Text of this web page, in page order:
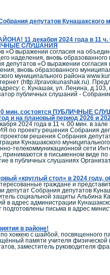
депутатов Кунашакского
11 декабря 2024 года в 11 ч.
СЛУШАНИЯ
выражении согласия на
наделения, вновь
«О выражении согласия
вновь образованного
муниципального района
(http://pravokunashak.ru).
с. Кунашак, ул. Ленина,
публичных слушаний -
мин. cостоятся ПУБЛИЧНЫЕ
и на плановый период 2026 и
года в 11 ч. 00 мин. в зале
проекту решения Собрания
решения Собрания
Кунашакского
телекоммуникационной сети
в письменном виде
в публичных слушаниях
«круглый стол» в 2024 году,
граждане и
депутат Собрания депутатов
социальной защиты Альбина
в адрес администрации
подготовлены письма в адрес
в районе!
хоккею с шайбой,
памяти учителя
заместитель руководителя